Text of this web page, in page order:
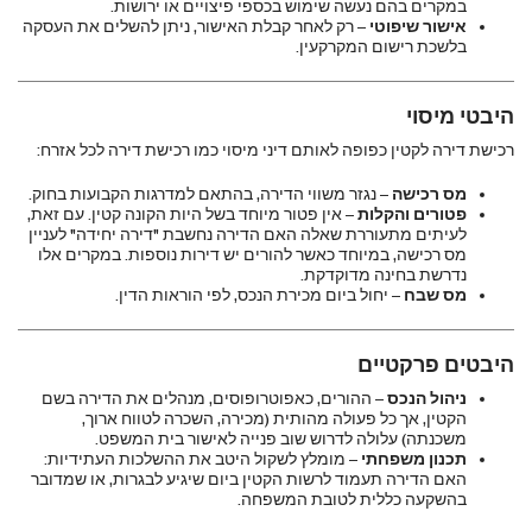
במקרים בהם נעשה שימוש בכספי פיצויים או ירושות.
אישור שיפוטי – רק לאחר קבלת האישור, ניתן להשלים את העסקה
בלשכת רישום המקרקעין.
היבטי מיסוי
רכישת דירה לקטין כפופה לאותם דיני מיסוי כמו רכישת דירה לכל אזרח:
מס רכישה – נגזר משווי הדירה, בהתאם למדרגות הקבועות בחוק.
פטורים והקלות– אין פטור מיוחד בשל היות הקונה קטין. עם זאת,
לעיתים מתעוררת שאלה האם הדירה נחשבת "דירה יחידה" לעניין
מס רכישה, במיוחד כאשר להורים יש דירות נוספות. במקרים אלו
נדרשת בחינה מדוקדקת.
מס שבח – יחול ביום מכירת הנכס, לפי הוראות הדין.
היבטים פרקטיים
ניהול הנכס– ההורים, כאפוטרופוסים, מנהלים את הדירה בשם
הקטין, אך כל פעולה מהותית (מכירה, השכרה לטווח ארוך,
משכנתה) עלולה לדרוש שוב פנייה לאישור בית המשפט.
תכנון משפחתי – מומלץ לשקול היטב את ההשלכות העתידיות:
האם הדירה תעמוד לרשות הקטין ביום שיגיע לבגרות, או שמדובר
בהשקעה כללית לטובת המשפחה.